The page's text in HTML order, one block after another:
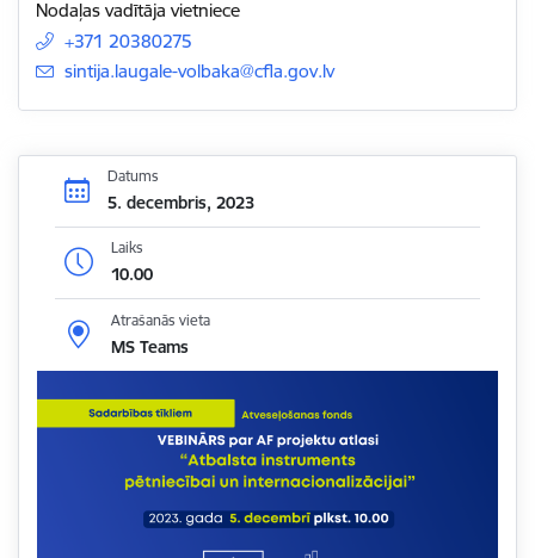
Nodaļas vadītāja vietniece
+371 20380275
E-pasts:
sintija.laugale-volbaka@cfla.gov.lv
Datums
5. decembris, 2023
Laiks
10.00
Atrašanās vieta
MS Teams